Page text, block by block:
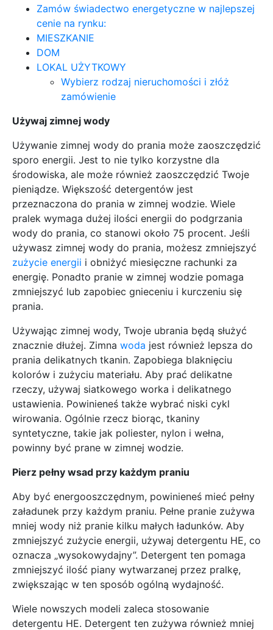
Zamów świadectwo energetyczne w najlepszej
cenie na rynku:
MIESZKANIE
DOM
LOKAL UŻYTKOWY
Wybierz rodzaj nieruchomości i złóż
zamówienie
Używaj zimnej wody
Używanie zimnej wody do prania może zaoszczędzić
sporo energii. Jest to nie tylko korzystne dla
środowiska, ale może również zaoszczędzić Twoje
pieniądze. Większość detergentów jest
przeznaczona do prania w zimnej wodzie. Wiele
pralek wymaga dużej ilości energii do podgrzania
wody do prania, co stanowi około 75 procent. Jeśli
używasz zimnej wody do prania, możesz zmniejszyć
zużycie energii i obniżyć miesięczne rachunki za
energię. Ponadto pranie w zimnej wodzie pomaga
zmniejszyć lub zapobiec gnieceniu i kurczeniu się
prania.
Używając zimnej wody, Twoje ubrania będą służyć
znacznie dłużej. Zimna woda jest również lepsza do
prania delikatnych tkanin. Zapobiega blaknięciu
kolorów i zużyciu materiału. Aby prać delikatne
rzeczy, używaj siatkowego worka i delikatnego
ustawienia. Powinieneś także wybrać niski cykl
wirowania. Ogólnie rzecz biorąc, tkaniny
syntetyczne, takie jak poliester, nylon i wełna,
powinny być prane w zimnej wodzie.
Pierz pełny wsad przy każdym praniu
Aby być energooszczędnym, powinieneś mieć pełny
załadunek przy każdym praniu. Pełne pranie zużywa
mniej wody niż pranie kilku małych ładunków. Aby
zmniejszyć zużycie energii, używaj detergentu HE, co
oznacza „wysokowydajny”. Detergent ten pomaga
zmniejszyć ilość piany wytwarzanej przez pralkę,
zwiększając w ten sposób ogólną wydajność.
Wiele nowszych modeli zaleca stosowanie
detergentu HE. Detergent ten zużywa również mniej